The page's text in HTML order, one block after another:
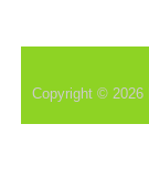
Copyright © 2026